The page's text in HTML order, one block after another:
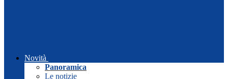
Novità
Panoramica
Le notizie